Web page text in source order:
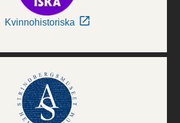
Kvinnohistoriska